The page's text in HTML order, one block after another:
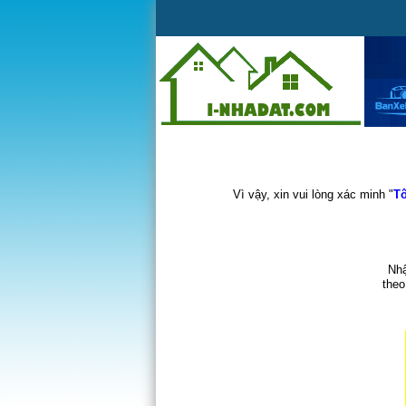
Vì vậy, xin vui lòng xác minh "